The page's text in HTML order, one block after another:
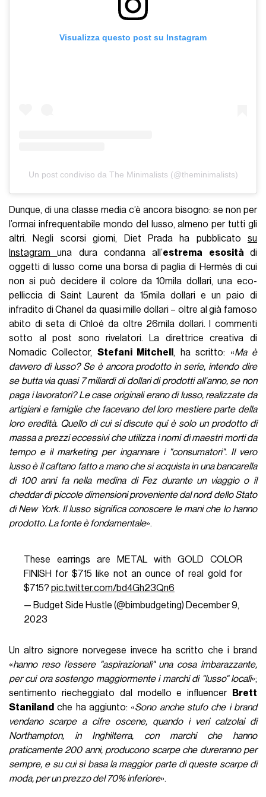
Visualizza questo post su Instagram
Un post condiviso da The Minimalists (@theminimalists)
Dunque, di una classe media c’è ancora bisogno: se non per
l’ormai infrequentabile mondo del lusso, almeno per tutti gli
altri. Negli scorsi giorni, Diet Prada ha pubblicato su
Instagramuna dura condanna all’estrema esosità di
oggetti di lusso come una borsa di paglia di Hermès di cui
non si può decidere il colore da 10mila dollari, una eco-
pelliccia di Saint Laurent da 15mila dollari e un paio di
infradito di Chanel da quasi mille dollari – oltre al già famoso
abito di seta di Chloé da oltre 26mila dollari. I commenti
sotto al post sono rivelatori. La direttrice creativa di
Nomadic Collector, Stefani Mitchell , ha scritto: «Ma è
davvero di lusso? Se è ancora prodotto in serie, intendo dire
se butta via quasi 7 miliardi di dollari di prodotti all'anno, se non
paga i lavoratori? Le case originali erano di lusso, realizzate da
artigiani e famiglie che facevano del loro mestiere parte della
loro eredità. Quello di cui si discute qui è solo un prodotto di
massa a prezzi eccessivi che utilizza i nomi di maestri morti da
tempo e il marketing per ingannare i "consumatori". Il vero
lusso è il caftano fatto a mano che si acquista in una bancarella
di 100 anni fa nella medina di Fez durante un viaggio o il
cheddar di piccole dimensioni proveniente dal nord dello Stato
di New York. Il lusso significa conoscere le mani che lo hanno
prodotto. La fonte è fondamentale».
These earrings are METAL with GOLD COLOR
FINISH for $715 like not an ounce of real gold for
$715? pic.twitter.com/bd4Gh23Qn6
— Budget Side Hustle (@bimbudgeting) December 9,
2023
Un altro signore norvegese invece ha scritto che i brand
«hanno reso l’essere "aspirazionali" una cosa imbarazzante,
per cui ora sostengo maggiormente i marchi di "lusso" locali»;
sentimento riecheggiato dal modello e influencer
Brett
Staniland che ha aggiunto: «Sono anche stufo che i brand
vendano scarpe a cifre oscene, quando i veri calzolai di
Northampton, in Inghilterra, con marchi che hanno
praticamente 200 anni, producono scarpe che dureranno per
sempre, e su cui si basa la maggior parte di queste scarpe di
moda, per un prezzo del 70% inferiore».